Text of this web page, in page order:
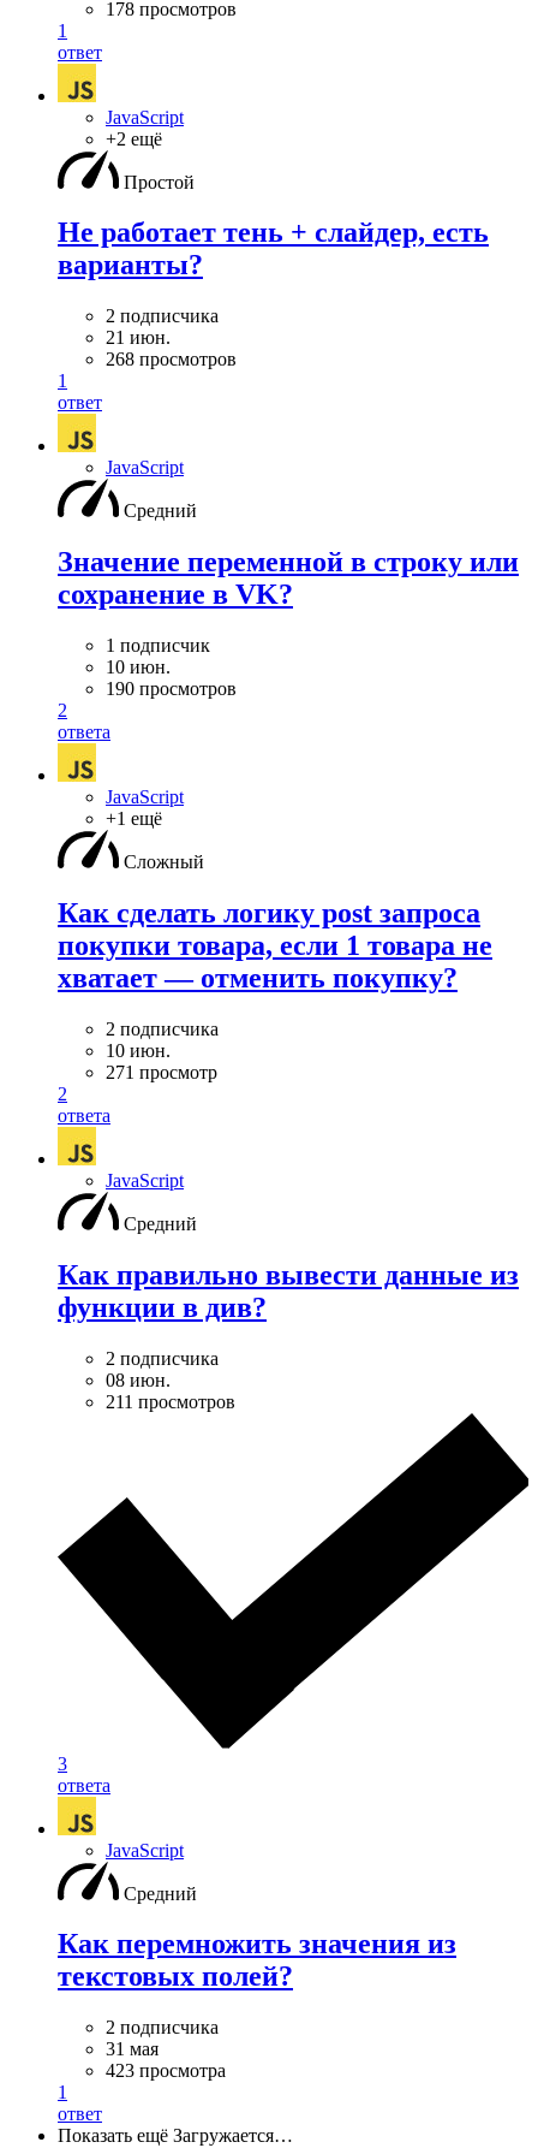
178 просмотров
1
ответ
JavaScript
+2 ещё
Простой
Не работает тень + слайдер, есть
варианты?
2 подписчика
21 июн.
268 просмотров
1
ответ
JavaScript
Средний
Значение переменной в строку или
сохранение в VK?
1 подписчик
10 июн.
190 просмотров
2
ответа
JavaScript
+1 ещё
Сложный
Как сделать логику post запроса
покупки товара, если 1 товара не
хватает — отменить покупку?
2 подписчика
10 июн.
271 просмотр
2
ответа
JavaScript
Средний
Как правильно вывести данные из
функции в див?
2 подписчика
08 июн.
211 просмотров
3
ответа
JavaScript
Средний
Как перемножить значения из
текстовых полей?
2 подписчика
31 мая
423 просмотра
1
ответ
Показать ещё Загружается…